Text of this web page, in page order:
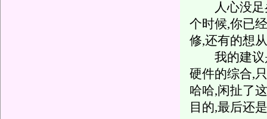
人心没足矣
个时候,你已
修,还有的想
我的建议是
硬件的综合,
哈哈,闲扯了
目的,最后还